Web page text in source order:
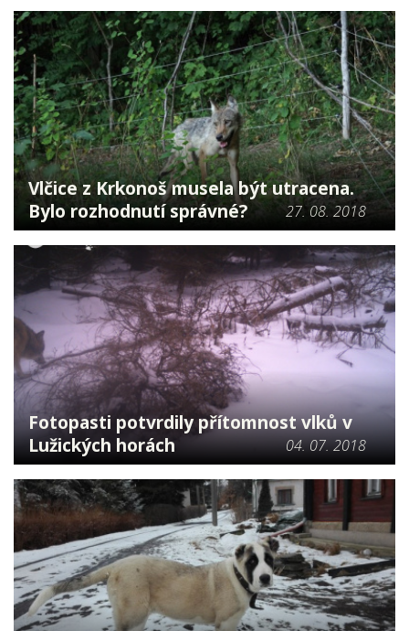
Vlčice z Krkonoš musela být utracena.
Bylo rozhodnutí správné?
27. 08. 2018
Fotopasti potvrdily přítomnost vlků v
Lužických horách
04. 07. 2018